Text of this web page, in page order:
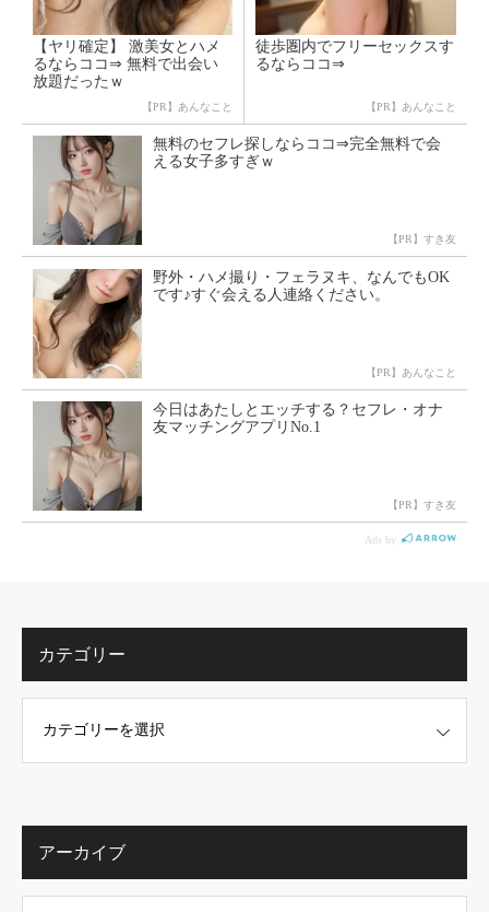
カテゴリー
アーカイブ